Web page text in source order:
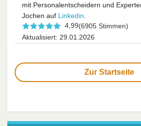
mit Personalentscheidern und
Jochen auf Linkedin
4,99(6905 Stimmen)
Aktualisiert: 29.01.2026
Zur Startseite